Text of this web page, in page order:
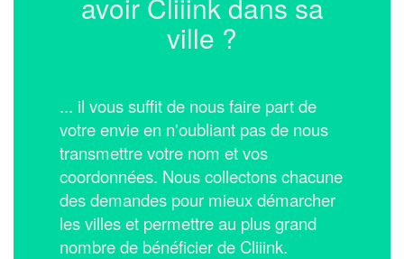
ville ?
... il vous suffit de nous faire part de
votre envie en n'oubliant pas de nous
transmettre votre nom et vos
coordonnées. Nous collectons chacune
des demandes pour mieux démarcher
les villes et permettre au plus grand
nombre de bénéficier de Cliiink.